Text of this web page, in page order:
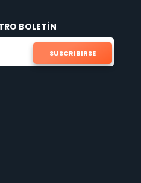
BOLETÍN
SUSCRIBIRSE